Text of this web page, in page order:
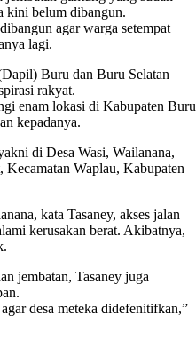
kini belum dibangun.
agar warga setempat
lagi.
Buru dan Buru Selatan
rakyat.
enam lokasi di Kabupaten Buru
kepadanya.
di Desa Wasi, Wailanana,
Waplau, Kabupaten
kata Tasaney, akses jalan
kerusakan berat. Akibatnya,
jembatan, Tasaney juga
desa meteka didefenitifkan,”